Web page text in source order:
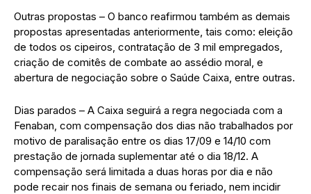
Outras propostas – O banco reafirmou também as demais
propostas apresentadas anteriormente, tais como: eleição
de todos os cipeiros, contratação de 3 mil empregados,
criação de comitês de combate ao assédio moral, e
abertura de negociação sobre o Saúde Caixa, entre outras.
Dias parados – A Caixa seguirá a regra negociada com a
Fenaban, com compensação dos dias não trabalhados por
motivo de paralisação entre os dias 17/09 e 14/10 com
prestação de jornada suplementar até o dia 18/12. A
compensação será limitada a duas horas por dia e não
pode recair nos finais de semana ou feriado, nem incidir